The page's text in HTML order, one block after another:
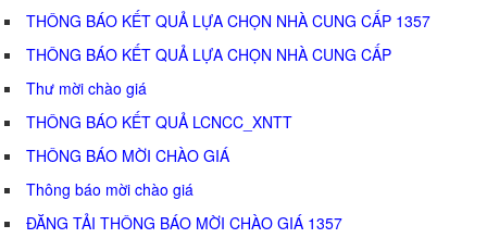
THÔNG BÁO KẾT QUẢ LỰA CHỌN NHÀ CUNG CẤP 1357
THÔNG BÁO KẾT QUẢ LỰA CHỌN NHÀ CUNG CẤP
Thư mời chào giá
THÔNG BÁO KẾT QUẢ LCNCC_XNTT
THÔNG BÁO MỜI CHÀO GIÁ
Thông báo mời chào giá
ĐĂNG TẢI THÔNG BÁO MỜI CHÀO GIÁ 1357